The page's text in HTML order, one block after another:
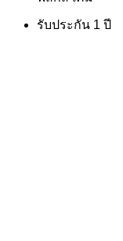
รับประกัน 1 ปี